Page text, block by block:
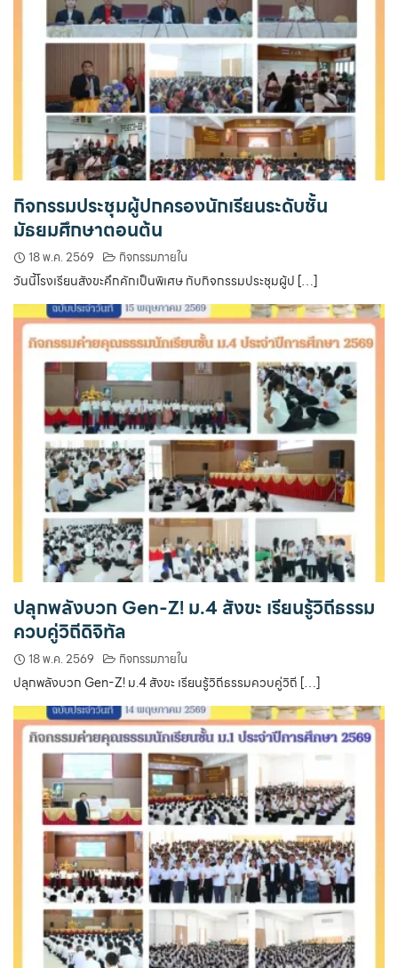
กิจกรรมประชุมผู้ปกครองนักเรียนระดับชั้น
มัธยมศึกษาตอนต้น
18 พ.ค. 2569 กิจกรรมภายใน
วันนี้โรงเรียนสังขะคึกคักเป็นพิเศษ กับกิจกรรมประชุมผู้ป […]
ปลุกพลังบวก Gen-Z! ม.4 สังขะ เรียนรู้วิถีธรรม
ควบคู่วิถีดิจิทัล
18 พ.ค. 2569 กิจกรรมภายใน
ปลุกพลังบวก Gen-Z! ม.4 สังขะ เรียนรู้วิถีธรรมควบคู่วิถี […]